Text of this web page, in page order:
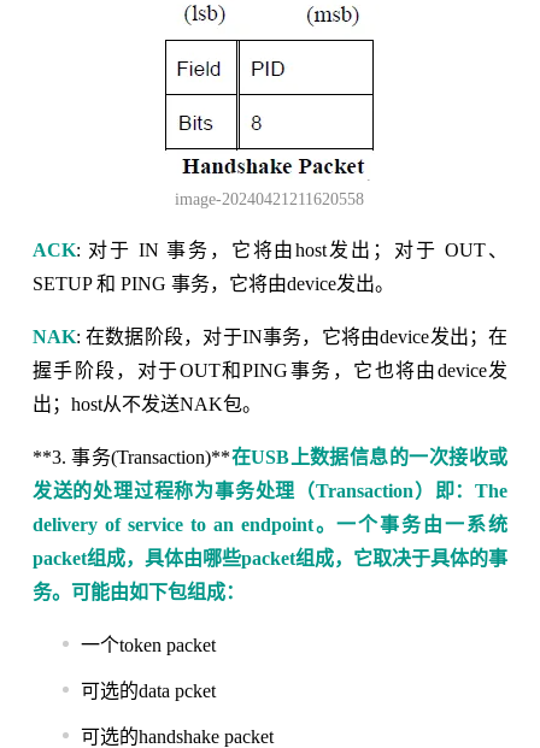
image-20240421211620558
ACK: 对于 IN 事务，它将由host发出；对于 OUT、
SETUP 和 PING 事务，它将由device发出。
NAK: 在数据阶段，对于IN事务，它将由device发出；在
握手阶段，对于OUT和PING事务，它也将由device发
出；host从不发送NAK包。
**3. 事务(Transaction)**在USB上数据信息的一次接收或
发送的处理过程称为事务处理（Transaction）即：The
delivery of service to an endpoint。一个事务由一系统
packet组成，具体由哪些packet组成，它取决于具体的事
务。可能由如下包组成：
一个token packet
可选的data pcket
可选的handshake packet